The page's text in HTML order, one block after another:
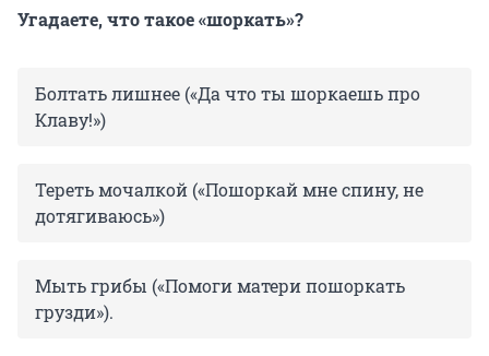
Угадаете, что такое «шоркать»?
Болтать лишнее («Да что ты шоркаешь про
Клаву!»)
Тереть мочалкой («Пошоркай мне спину, не
дотягиваюсь»)
Мыть грибы («Помоги матери пошоркать
грузди»).